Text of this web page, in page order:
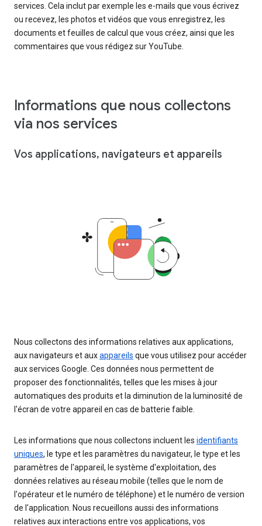
services. Cela inclut par exemple les e-mails que vous écrivez
ou recevez, les photos et vidéos que vous enregistrez, les
documents et feuilles de calcul que vous créez, ainsi que les
commentaires que vous rédigez sur YouTube.
Informations que nous collectons
via nos services
Vos applications, navigateurs et appareils
Nous collectons des informations relatives aux applications,
aux navigateurs et auxappareils que vous utilisez pour accéder
aux services Google. Ces données nous permettent de
proposer des fonctionnalités, telles que les mises à jour
automatiques des produits et la diminution de la luminosité de
l'écran de votre appareil en cas de batterie faible.
Les informations que nous collectons incluent les identifiants
uniques, le type et les paramètres du navigateur, le type et les
paramètres de l'appareil, le système d'exploitation, des
données relatives au réseau mobile (telles que le nom de
l'opérateur et le numéro de téléphone) et le numéro de version
de l'application. Nous recueillons aussi des informations
relatives aux interactions entre vos applications, vos